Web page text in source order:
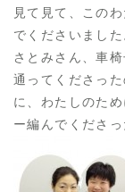
見て見て、この
でくださいました
さとみさん、車
通ってくださっ
に、わたしのた
ー編んでくださ